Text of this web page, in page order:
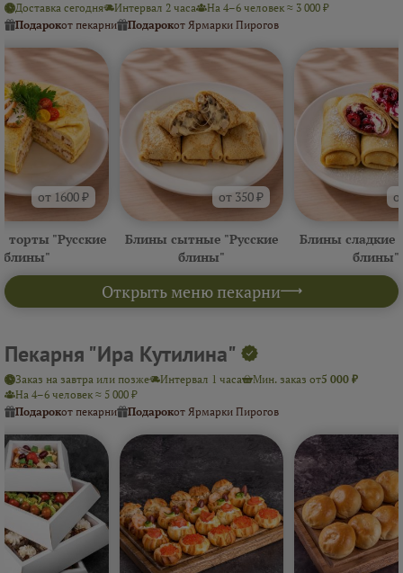
Открыть меню пекарни
Доставка сегодня Интервал 2 часа
На 4–6 человек ≈ 3 000 ₽
Подарокот пекарни Подарокот Ярмарки Пирогов
от 1600 ₽
торты "Русские
блины"
от 350 ₽
Блины сытные "Русские
блины"
Блины сладкие
блины"
Пекарня "Ира Кутилина"
Заказ на завтра или позже Интервал 1 часа Мин. заказ от5 000 ₽
На 4–6 человек ≈ 5 000 ₽
Подарокот пекарни Подарокот Ярмарки Пирогов